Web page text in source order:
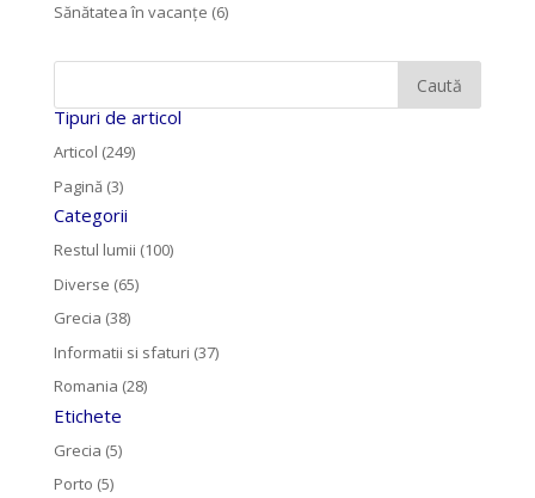
Sănătatea în vacanțe (6)
Tipuri de articol
Articol (249)
Pagină (3)
Categorii
Restul lumii (100)
Diverse (65)
Grecia (38)
Informatii si sfaturi (37)
Romania (28)
Etichete
Grecia (5)
Porto (5)